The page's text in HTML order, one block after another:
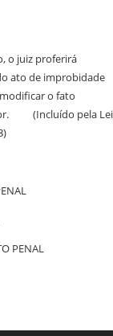
o juiz proferirá
ato de improbidade
o fato
(Incluído pela Lei
PENAL